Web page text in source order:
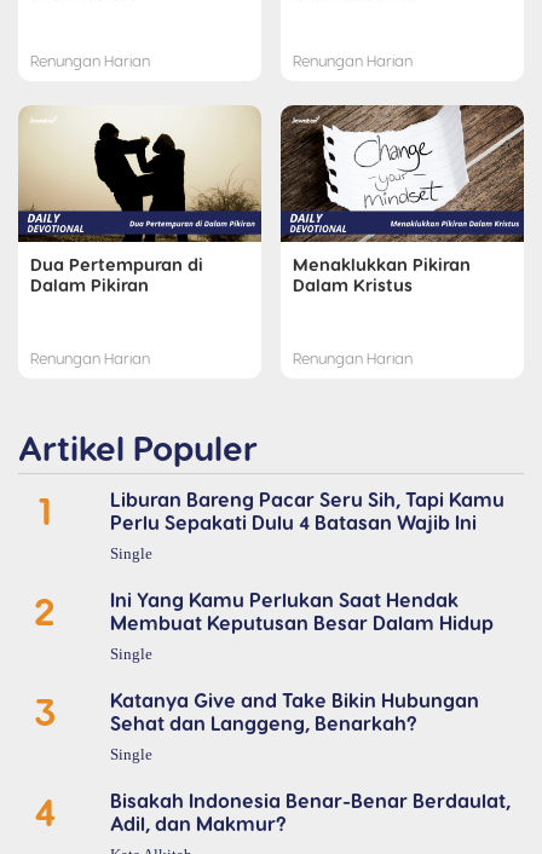
Renungan Harian Renungan Harian
Dua Pertempuran di
Dalam Pikiran
Renungan Harian
Menaklukkan Pikiran
Dalam Kristus
Renungan Harian
Artikel Populer
1
Liburan Bareng Pacar Seru Sih, Tapi Kamu
Perlu Sepakati Dulu 4 Batasan Wajib Ini
Single
2
Ini Yang Kamu Perlukan Saat Hendak
Membuat Keputusan Besar Dalam Hidup
Single
3
Katanya Give and Take Bikin Hubungan
Sehat dan Langgeng, Benarkah?
Single
4
Bisakah Indonesia Benar-Benar Berdaulat,
Adil, dan Makmur?